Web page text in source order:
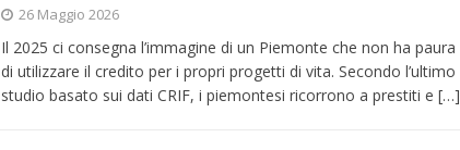
26 Maggio 2026
Il 2025 ci consegna l’immagine di un Piemonte che non ha paura
di utilizzare il credito per i propri progetti di vita. Secondo l’ultimo
studio basato sui dati CRIF, i piemontesi ricorrono a prestiti e […]